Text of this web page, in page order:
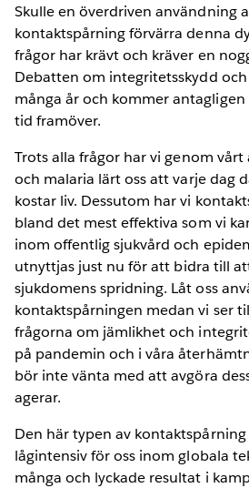
Skulle en överdriven användning
kontaktspårning förvärra denna
frågor har krävt och kräver en
Debatten om integritetsskydd
många år och kommer
tid framöver.
Trots alla frågor har vi genom
och malaria lärt oss att varje dag
kostar liv. Dessutom har vi
bland det mest effektiva som vi
inom offentlig sjukvård och
utnyttjas just nu för att bidra till
sjukdomens spridning. Låt oss
kontaktspårningen medan vi ser
frågorna om jämlikhet och
på pandemin och i våra
bör inte vänta med att avgöra
agerar.
Den här typen av kontaktspårning
lågintensiv för oss inom globala
många och lyckade resultat i